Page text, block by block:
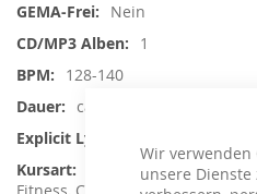
Wir verwenden
unsere Dienste
Nein
1
128-140
ca. 76 min.
Aerobic /